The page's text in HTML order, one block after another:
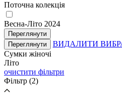
Поточна колекція
Весна-Літо 2024
Переглянути
Переглянути
ВИДАЛИТИ
Сумки жіночі
Літо
очистити фільтри
Фільтр (2)